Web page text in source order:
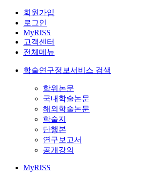
회원가입
로그인
MyRISS
고객센터
전체메뉴
학술연구정보서비스 검색
학위논문
국내학술논문
해외학술논문
학술지
단행본
연구보고서
공개강의
MyRISS